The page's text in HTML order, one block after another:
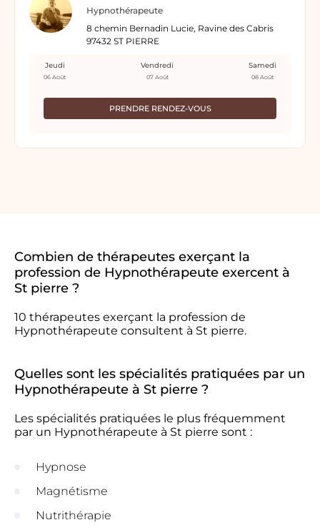
Hypnothérapeute
8 chemin Bernadin Lucie, Ravine des Cabris
97432 ST PIERRE
PRENDRE RENDEZ-VOUS
Jeudi
06 Août
Vendredi
07 Août
Samedi
08 Août
Combien de thérapeutes exerçant la
profession de Hypnothérapeute exercent à
St pierre ?
10 thérapeutes exerçant la profession de
Hypnothérapeute consultent à St pierre.
Quelles sont les spécialités pratiquées par un
Hypnothérapeute à St pierre ?
Les spécialités pratiquées le plus fréquemment
par un Hypnothérapeute à St pierre sont :
Hypnose
Magnétisme
Nutrithérapie